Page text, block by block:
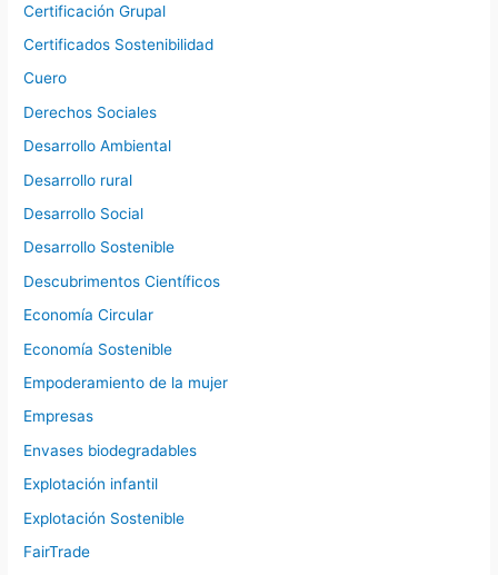
Certificación Grupal
Certificados Sostenibilidad
Cuero
Derechos Sociales
Desarrollo Ambiental
Desarrollo rural
Desarrollo Social
Desarrollo Sostenible
Descubrimentos Científicos
Economía Circular
Economía Sostenible
Empoderamiento de la mujer
Empresas
Envases biodegradables
Explotación infantil
Explotación Sostenible
FairTrade